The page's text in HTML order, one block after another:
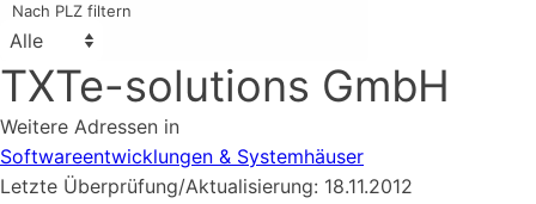
Nach PLZ filtern
TXTe-solutions GmbH
Weitere Adressen in
Softwareentwicklungen & Systemhäuser
Letzte Überprüfung/Aktualisierung: 18.11.2012